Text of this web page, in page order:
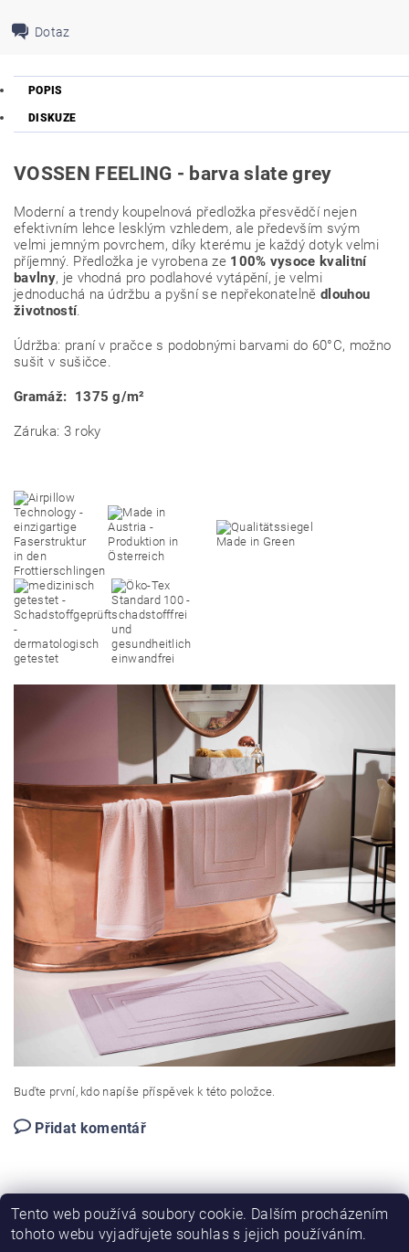
Dotaz
POPIS
DISKUZE
VOSSEN FEELING - barva slate grey
Moderní a trendy koupelnová předložka přesvědčí nejen
efektivním lehce lesklým vzhledem, ale především svým
velmi jemným povrchem, díky kterému je každý dotyk velmi
příjemný. Předložka je vyrobena ze 100% vysoce kvalitní
bavlny, je vhodná pro podlahové vytápění, je velmi
jednoduchá na údržbu a pyšní se nepřekonatelnědlouhou
životností.
Údržba: praní v pračce s podobnými barvami do 60°C, možno
sušit v sušičce.
Gramáž: 1375g/m²
Záruka: 3 roky
Buďte první, kdo napíše příspěvek k této položce.
Přidat komentář
Tento web používá soubory cookie. Dalším procházením
tohoto webu vyjadřujete souhlas s jejich používáním.